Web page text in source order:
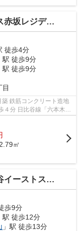
レジデンス
徒歩4分
駅 徒歩9分
駅 徒歩9分
目
㎡
ストスクエア
歩9分
駅 徒歩12分
」駅 徒歩13分